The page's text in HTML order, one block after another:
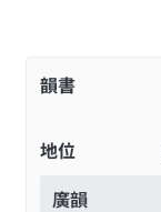
韻書
地位
廣韻